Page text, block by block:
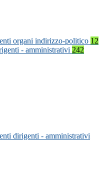
organi indirizzo-politico 12
- amministrativi 242
dirigenti - amministrativi